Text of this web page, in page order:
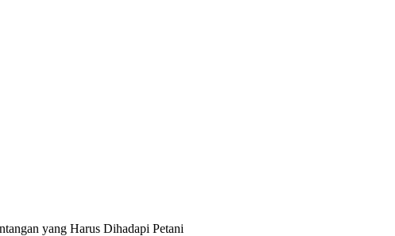
yang Harus Dihadapi Petani